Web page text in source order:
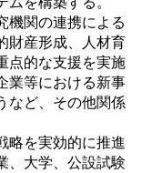
機関の連携による
財産形成、人材育
点的な支援を実施
業等における新事
など、その他関係
略を実効的に推進
、大学、公設試験